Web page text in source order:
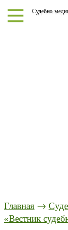
Судебно-
Главная →
«Вестник